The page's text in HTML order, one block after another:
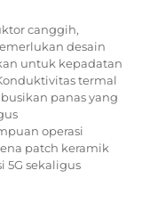
canggih,
desain
untuk kepadatan
termal
panas yang
operasi
patch keramik
5G sekaligus